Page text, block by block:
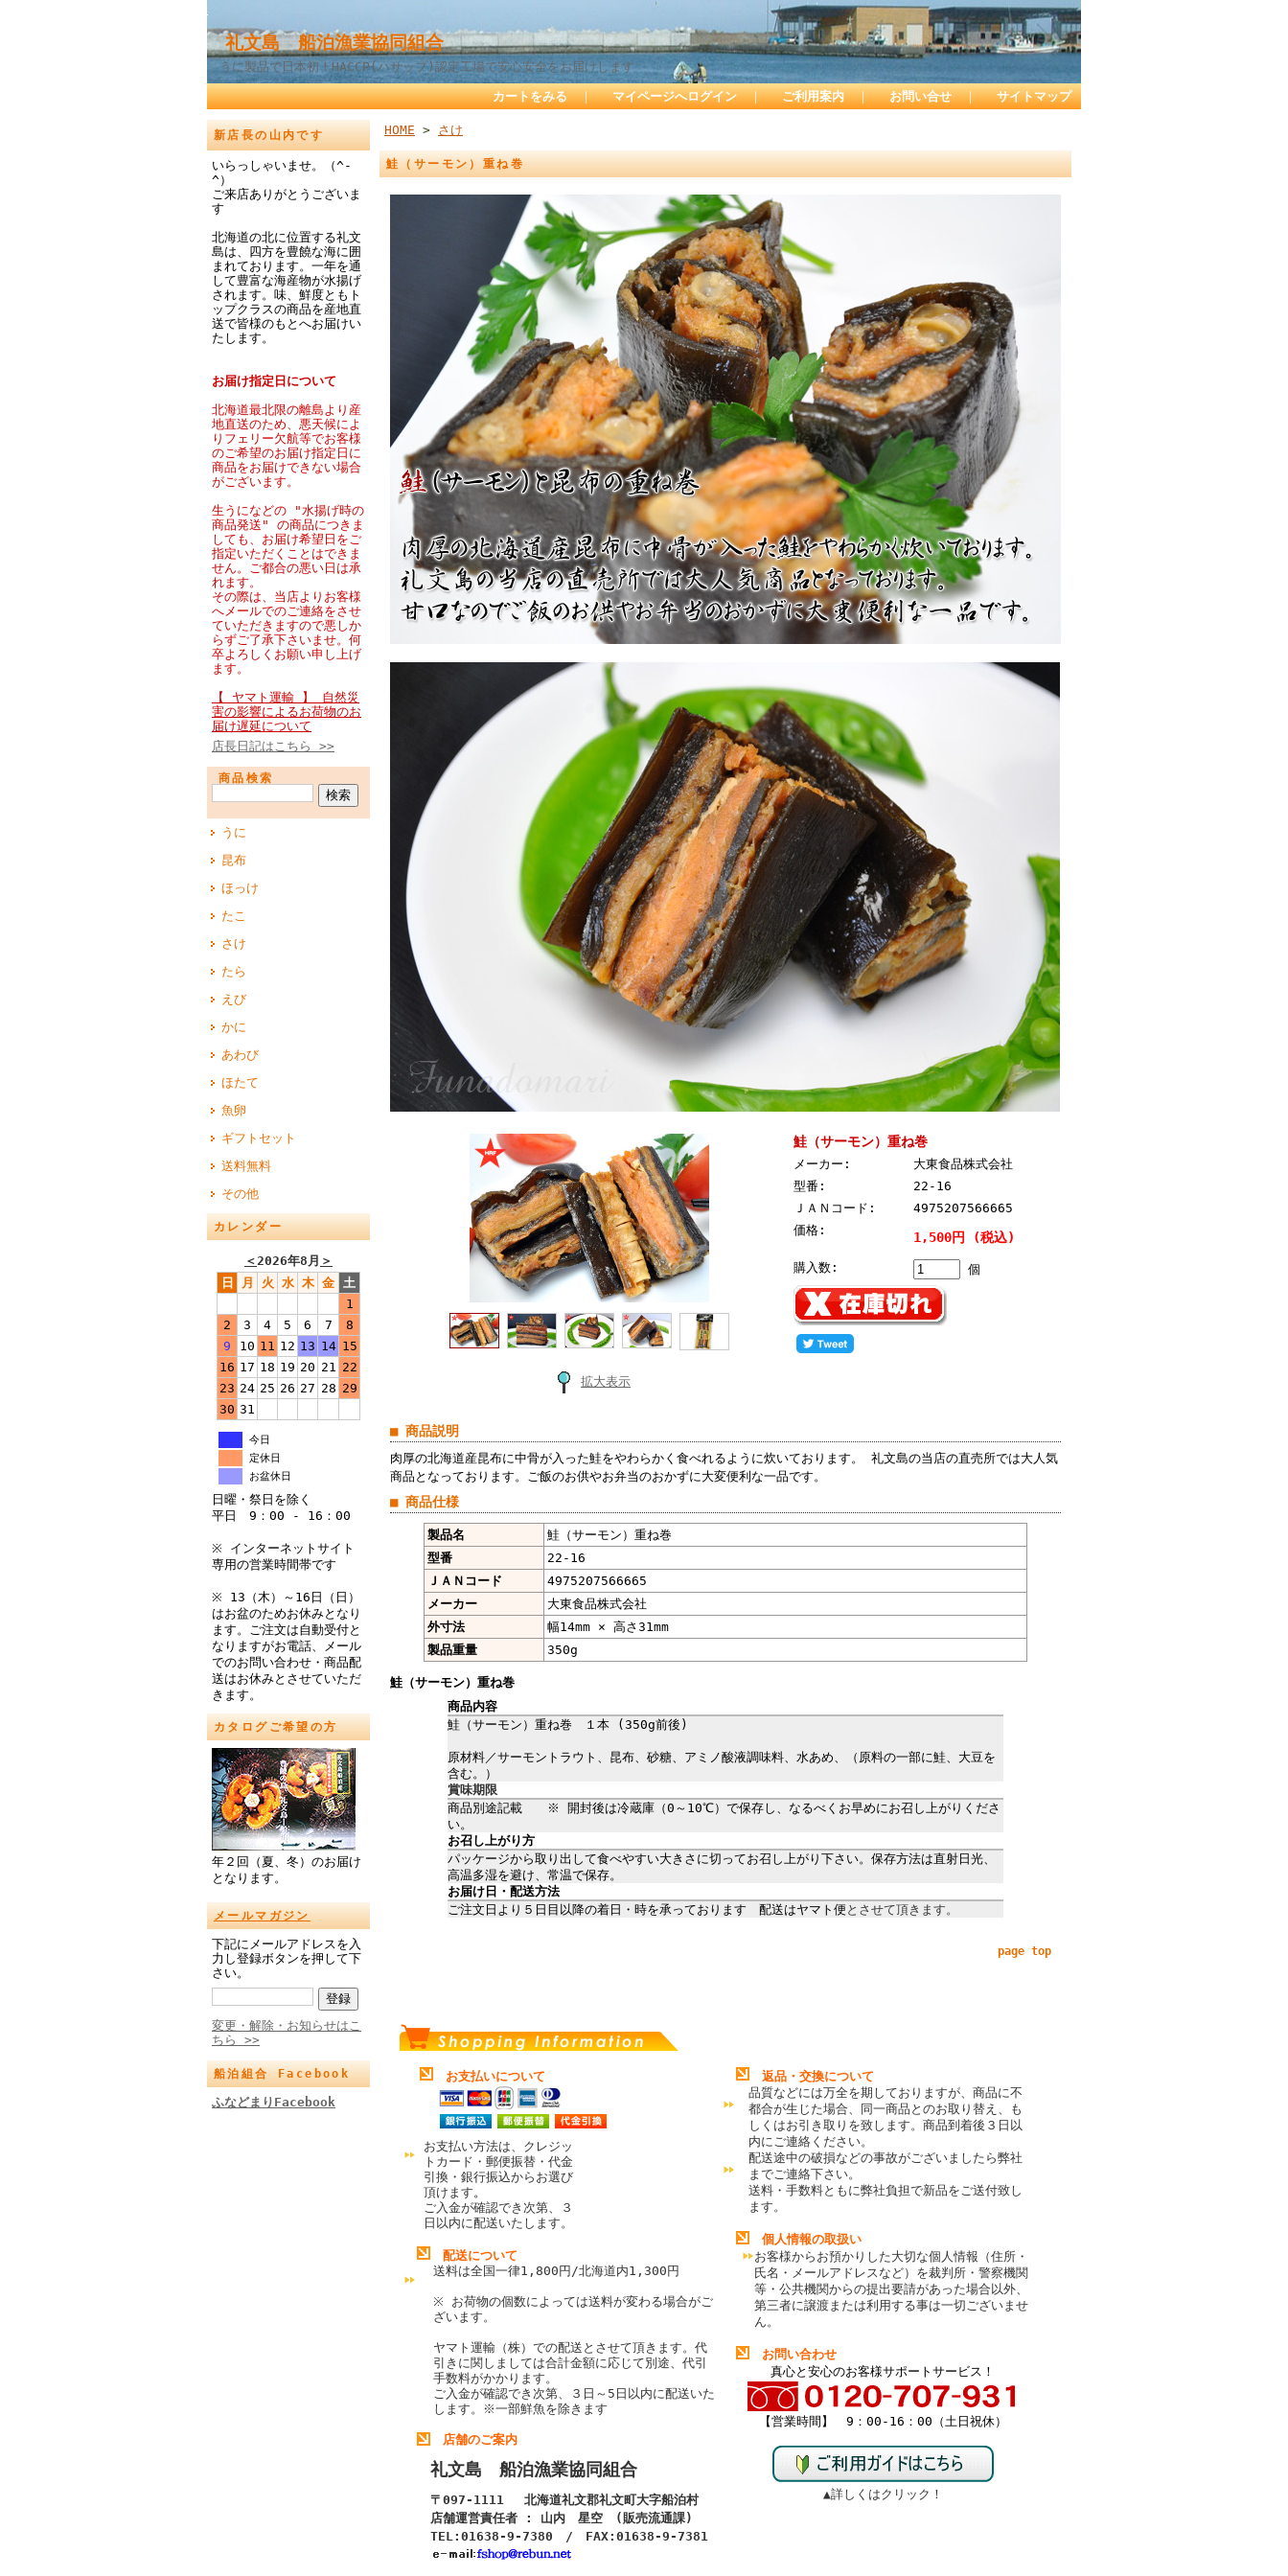
礼文島 船泊漁業協同組合
うに製品で日本初！HACCP(ハサップ)認定工場で安心安全をお届けします
カートをみる ｜ マイページへログイン ｜ ご利用案内 ｜ お問い合せ ｜ サイトマップ
新店長の山内です
いらっしゃいませ。（^-
^）
ご来店ありがとうございま
す
北海道の北に位置する礼文
島は、四方を豊饒な海に囲
まれております。一年を通
して豊富な海産物が水揚げ
されます。味、鮮度ともト
ップクラスの商品を産地直
送で皆様のもとへお届けい
たします。
お届け指定日について
北海道最北限の離島より産
地直送のため、悪天候によ
りフェリー欠航等でお客様
のご希望のお届け指定日に
商品をお届けできない場合
がございます。
生うになどの "水揚げ時の
商品発送" の商品につきま
しても、お届け希望日をご
指定いただくことはできま
せん。ご都合の悪い日は承
れます。
その際は、当店よりお客様
へメールでのご連絡をさせ
ていただきますので悪しか
らずご了承下さいませ。何
卒よろしくお願い申し上げ
ます。
【 ヤマト運輸 】 自然災
害の影響によるお荷物のお
届け遅延について
店長日記はこちら >>
商品検索
うに
昆布
ほっけ
たこ
さけ
たら
えび
かに
あわび
ほたて
魚卵
ギフトセット
送料無料
その他
カレンダー
＜2026年8月 ＞
日
月 火 水 木 金 土
1
2
3 4 5 6 7
8
9
10 11 12 13 14 15
16 17 18 19 20 21 22
23 24 25 26 27 28 29
30 31
今日
定休日
お盆休日
日曜・祭日を除く
平日 9：00 - 16：00
※ インターネットサイト
専用の営業時間帯です
※ 13（木）～16日（日）
はお盆のためお休みとなり
ます。ご注文は自動受付と
なりますがお電話、メール
でのお問い合わせ・商品配
送はお休みとさせていただ
きます。
カタログご希望の方
年２回（夏、冬）のお届け
となります。
メールマガジン
下記にメールアドレスを入
力し登録ボタンを押して下
さい。
変更・解除・お知らせはこ
ちら >>
船泊組合 Facebook
ふなどまりFacebook
HOME > さけ
鮭（サーモン）重ね巻
拡大表示
鮭（サーモン）重ね巻
メーカー:
大東食品株式会社
型番:
22-16
ＪＡＮコード:
4975207566665
価格:
1,500円 (税込)
購入数: 個
■ 商品説明
肉厚の北海道産昆布に中骨が入った鮭をやわらかく食べれるように炊いております。 礼文島の当店の直売所では大人気
商品となっております。ご飯のお供やお弁当のおかずに大変便利な一品です。
■ 商品仕様
製品名
鮭（サーモン）重ね巻
型番
22-16
ＪＡＮコード
4975207566665
メーカー
大東食品株式会社
外寸法
幅14mm × 高さ31mm
製品重量
350g
鮭（サーモン）重ね巻
商品内容
鮭（サーモン）重ね巻 １本 (350g前後)
原材料／サーモントラウト、昆布、砂糖、アミノ酸液調味料、水あめ、（原料の一部に鮭、大豆を
含む。）
賞味期限
商品別途記載 ※ 開封後は冷蔵庫（0～10℃）で保存し、なるべくお早めにお召し上がりくださ
い。
お召し上がり方
パッケージから取り出して食べやすい大きさに切ってお召し上がり下さい。保存方法は直射日光、
高温多湿を避け、常温で保存。
お届け日・配送方法
ご注文日より５日目以降の着日・時を承っております 配送はヤマト便 とさせて頂きます。
page top
お支払いについて
お支払い方法は、クレジッ
トカード・郵便振替・代金
引換・銀行振込からお選び
頂けます。
ご入金が確認でき次第、３
日以内に配送いたします。
配送について
送料は全国一律1,800円/北海道内1,300円
※ お荷物の個数によっては送料が変わる場合がご
ざいます。
ヤマト運輸（株）での配送とさせて頂きます。代
引きに関しましては合計金額に応じて別途、代引
手数料がかかります。
ご入金が確認でき次第、３日～5日以内に配送いた
します。
※一部鮮魚を除きます
店舗のご案内
礼文島 船泊漁業協同組合
〒097-1111 北海道礼文郡礼文町大字船泊村
店舗運営責任者 : 山内 星空 (販売流通課)
TEL:01638-9-7380 / FAX:01638-9-7381
返品・交換について
品質などには万全を期しておりますが、商品に不
都合が生じた場合、同一商品とのお取り替え、も
しくはお引き取りを致します。商品到着後３日以
内にご連絡ください。
配送途中の破損などの事故がございましたら弊社
までご連絡下さい。
送料・手数料ともに弊社負担で新品をご送付致し
ます。
個人情報の取扱い
お客様からお預かりした大切な個人情報（住所・
氏名・メールアドレスなど）を裁判所・警察機関
等・公共機関からの提出要請があった場合以外、
第三者に譲渡または利用する事は一切ございませ
ん。
お問い合わせ
真心と安心のお客様サポートサービス！
【営業時間】 9：00-16：00（土日祝休）
▲詳しくはクリック！